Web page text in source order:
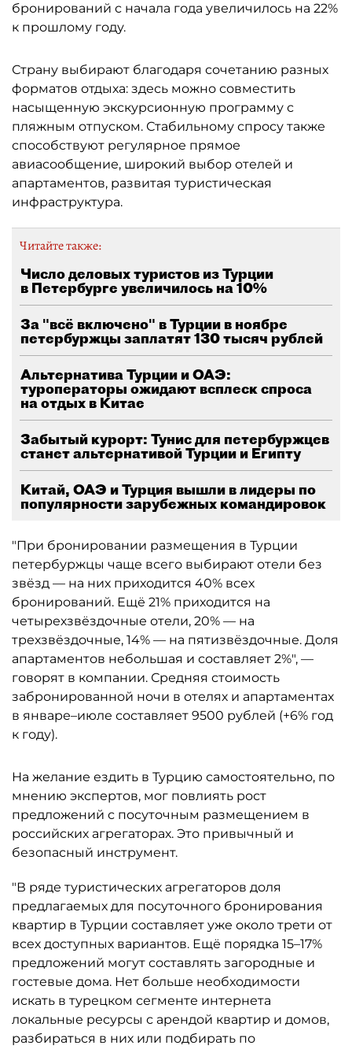
бронирований с начала года увеличилось на 22%
к прошлому году.
Страну выбирают благодаря сочетанию разных
форматов отдыха: здесь можно совместить
насыщенную экскурсионную программу с
пляжным отпуском. Стабильному спросу также
способствуют регулярное прямое
авиасообщение, широкий выбор отелей и
апартаментов, развитая туристическая
инфраструктура.
Читайте также:
Число деловых туристов из Турции
в Петербурге увеличилось на 10%
За "всё включено" в Турции в ноябре
петербуржцы заплатят 130 тысяч рублей
Альтернатива Турции и ОАЭ:
туроператоры ожидают всплеск спроса
на отдых в Китае
Забытый курорт: Тунис для петербуржцев
станет альтернативой Турции и Египту
Китай, ОАЭ и Турция вышли в лидеры по
популярности зарубежных командировок
"При бронировании размещения в Турции
петербуржцы чаще всего выбирают отели без
звёзд — на них приходится 40% всех
бронирований. Ещё 21% приходится на
четырехзвёздочные отели, 20% — на
трехзвёздочные, 14% — на пятизвёздочные. Доля
апартаментов небольшая и составляет 2%", —
говорят в компании. Средняя стоимость
забронированной ночи в отелях и апартаментах
в январе–июле составляет 9500 рублей (+6% год
к году).
На желание ездить в Турцию самостоятельно, по
мнению экспертов, мог повлиять рост
предложений с посуточным размещением в
российских агрегаторах. Это привычный и
безопасный инструмент.
"В ряде туристических агрегаторов доля
предлагаемых для посуточного бронирования
квартир в Турции составляет уже около трети от
всех доступных вариантов. Ещё порядка 15–17%
предложений могут составлять загородные и
гостевые дома. Нет больше необходимости
искать в турецком сегменте интернета
локальные ресурсы с арендой квартир и домов,
разбираться в них или подбирать по